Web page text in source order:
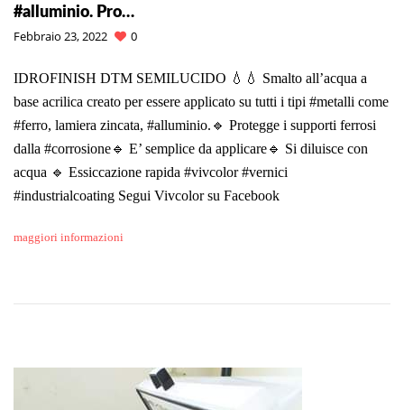
#alluminio. Pro…
Febbraio 23, 2022
0
IDROFINISH DTM SEMILUCIDO 💧💧 Smalto all’acqua a
base acrilica creato per essere applicato su tutti i tipi #metalli come
#ferro, lamiera zincata, #alluminio.🔹 Protegge i supporti ferrosi
dalla #corrosione🔹 E’ semplice da applicare🔹 Si diluisce con
acqua 🔹 Essiccazione rapida #vivcolor #vernici
#industrialcoating Segui Vivcolor su Facebook
maggiori informazioni